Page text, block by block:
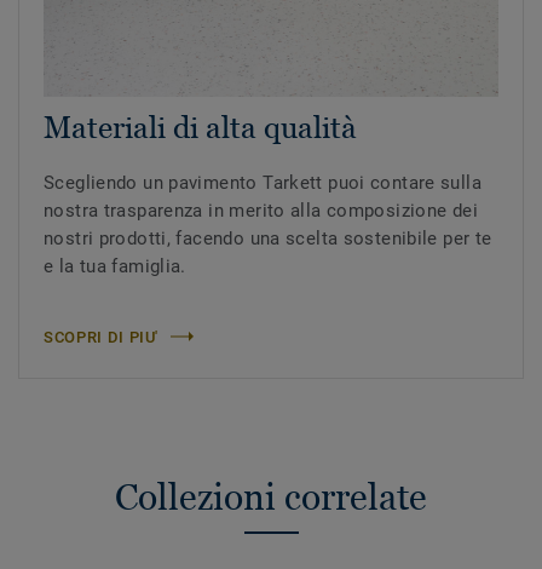
Materiali di alta qualità
Scegliendo un pavimento Tarkett puoi contare sulla
nostra trasparenza in merito alla composizione dei
nostri prodotti, facendo una scelta sostenibile per te
e la tua famiglia.
SCOPRI DI PIU'
Collezioni correlate